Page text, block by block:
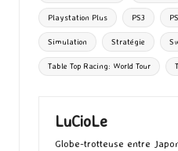
Playstation Plus PS3
Simulation Stratégie
Table Top Racing: World Tour
LuCioLe
Globe-trotteuse entre